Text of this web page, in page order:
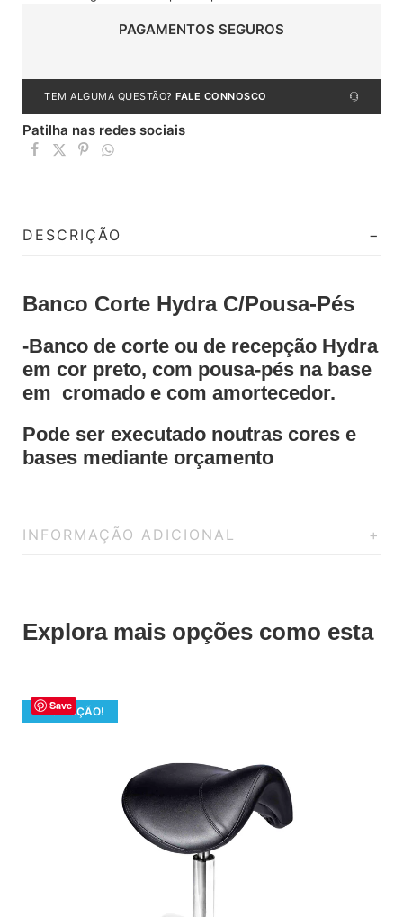
PAGAMENTOS SEGUROS
TEM ALGUMA QUESTÃO? FALE CONNOSCO
Patilha nas redes sociais
DESCRIÇÃO
Banco Corte Hydra C/Pousa-Pés
-Banco de corte ou de recepção Hydra
em cor preto, com pousa-pés na base
em cromado e com amortecedor.
Pode ser executado noutras cores e
bases mediante orçamento
INFORMAÇÃO ADICIONAL
Explora mais opções como esta
Save
PROMOÇÃO!